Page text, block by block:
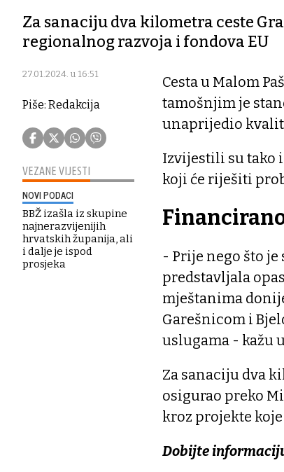
Za sanaciju dva kilometra ceste
regionalnog razvoja i fondova EU
27.01.2024. u 16:51
Piše: Redakcija
VEZANE VIJESTI
NOVI PODACI
BBŽ izašla iz skupine
najnerazvijenijih
hrvatskih županija, ali
i dalje je ispod
prosjeka
Cesta u Malom
tamošnjim je
unaprijedio
Izvijestili su tako
koji će riješiti
- Prije nego što
predstavljala
mještanima
Garešnicom i
uslugama - kažu
Za sanaciju dva
osigurao preko
kroz projekte
Dobijte